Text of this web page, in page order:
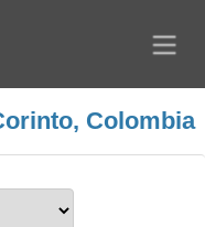
Colombia